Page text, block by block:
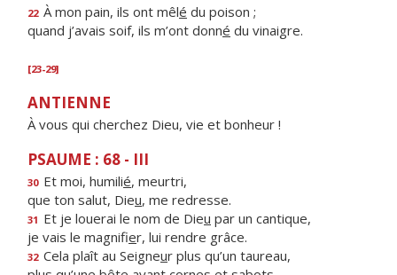
22 À mon pain, ils ont mêlé du poison ;
quand j’avais soif, ils m’ont donné du vinaigre.
[23-29]
ANTIENNE
À vous qui cherchez Dieu, vie et bonheur !
PSAUME : 68 - III
30 Et moi, humilié, meurtri,
que ton salut, Dieu, me redresse.
31 Et je louerai le nom de Dieu par un cantique,
je vais le magnifier, lui rendre grâce.
32 Cela plaît au Seigneur plus qu’un taureau,